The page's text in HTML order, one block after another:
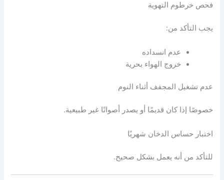
فحص خرطوم التهوية
يجب التأكد من:
عدم انسداده
خروج الهواء بحرية
عدم تشغيل المجفف أثناء النوم
خصوصًا إذا كان قديمًا أو يصدر أصواتًا غير طبيعية.
اختبار حساس الدخان شهريًا
للتأكد من أنه يعمل بشكل صحيح.